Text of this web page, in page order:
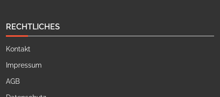
RECHTLICHES
Kontakt
Impressum
AGB